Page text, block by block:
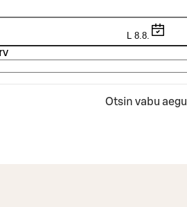
L 8.8.
Otsin vabu aegu